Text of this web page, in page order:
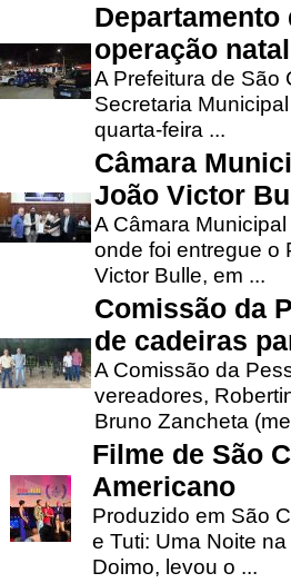
operação
A Prefeitura de São
Secretaria
quarta-feira ...
Câmara
João Victor
A Câmara
onde foi entregue o
Victor Bulle, em ...
Comissão da
de cadeiras
A Comissão da
vereadores,
Bruno Zancheta
Filme de São
Americano
Produzido em São
e Tuti: Uma Noite
Doimo, levou o ...